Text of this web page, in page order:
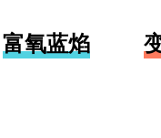
富氧蓝焰